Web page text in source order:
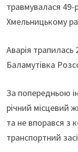
травмувалася 49-
Хмельницькому
Аварія трапилась
Баламутівка
За попередньою
річний місцевий
та не впорався з
транспортний